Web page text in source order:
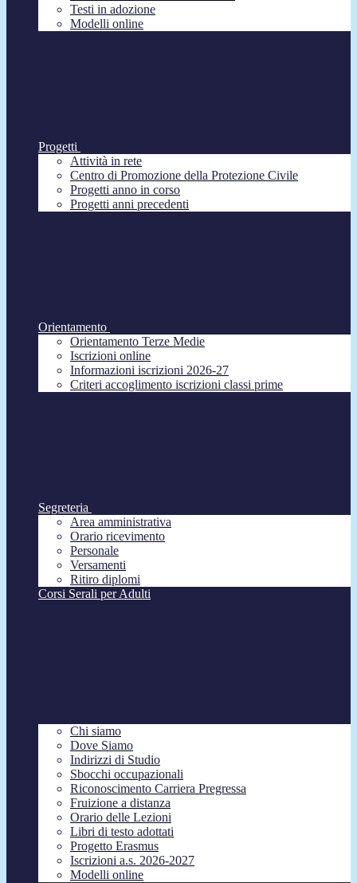
Testi in adozione
Modelli online
Progetti
Attività in rete
Centro di Promozione della Protezione Civile
Progetti anno in corso
Progetti anni precedenti
Orientamento
Orientamento Terze Medie
Iscrizioni online
Informazioni iscrizioni 2026-27
Criteri accoglimento iscrizioni classi prime
Segreteria
Area amministrativa
Orario ricevimento
Personale
Versamenti
Ritiro diplomi
Corsi Serali per Adulti
Chi siamo
Dove Siamo
Indirizzi di Studio
Sbocchi occupazionali
Riconoscimento Carriera Pregressa
Fruizione a distanza
Orario delle Lezioni
Libri di testo adottati
Progetto Erasmus
Iscrizioni a.s. 2026-2027
Modelli online